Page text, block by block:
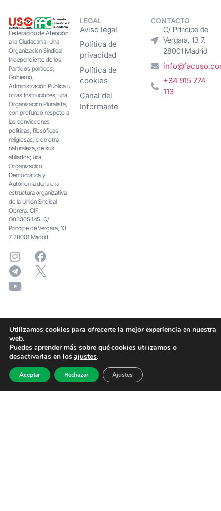
Federacion de Atención
a la Ciudadanía. Una
Organización Sindical
Independiente de los
Partidos políticos,
Gobierno,
Administración Pública u
otras Instituciones; una
Organización Pluralista,
con profundo respeto a
las convicciones
políticas, filosóficas,
religiosas, o de otra
naturaleza, de sus
afiliados; una
Organización
Democrática y
Autónoma dentro la
estructura organizativa
de la Unión Sindical
Obrera. CIF
G83365445. C/
Principe de Vergara, 13
7 28001 Madrid.
LEGAL
Aviso legal
Política de
privacidad
Política de
cookies
Canal del
Informante
CONTACTO
C/ Príncipe de
Vergara, 13 7.
28001 Madrid
+34 915 774
113
Utilizamos cookies para ofrecerte la mejor experiencia en nuestra
web.
Puedes aprender más sobre qué cookies utilizamos o
desactivarlas en los ajustes.
Aceptar Rechazar Ajustes